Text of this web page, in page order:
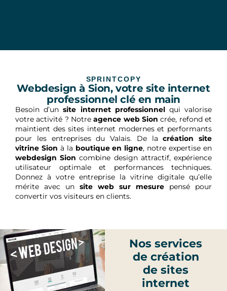
SPRINTCOPY
Webdesign à Sion, votre site internet
professionnel clé en main
Besoin d’unsite internet professionnelqui valorise
votre activité ? Notreagence web Sion crée, refond et
maintient des sites internet modernes et performants
pour les entreprises du Valais. De lacréation site
vitrine Sion à la boutique en ligne, notre expertise en
webdesign Sion combine design attractif, expérience
utilisateur optimale et performances techniques.
Donnez à votre entreprise la vitrine digitale qu’elle
mérite avec un site web sur mesure pensé pour
convertir vos visiteurs en clients.
Nos services
de création
de sites
internet